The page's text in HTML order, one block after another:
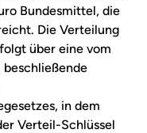
Bundesmittel, die
Die Verteilung
über eine vom
beschließende
in dem
Verteil-Schlüssel